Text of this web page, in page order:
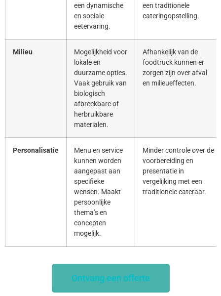
een dynamische
en sociale
eetervaring.
een traditionele
cateringopstelling.
Milieu
Mogelijkheid voor
lokale en
duurzame opties.
Vaak gebruik van
biologisch
afbreekbare of
herbruikbare
materialen.
Afhankelijk van de
foodtruck kunnen er
zorgen zijn over afval
en milieueffecten.
Personalisatie
Menu en service
kunnen worden
aangepast aan
specifieke
wensen. Maakt
persoonlijke
thema’s en
concepten
mogelijk.
Minder controle over de
voorbereiding en
presentatie in
vergelijking met een
traditionele cateraar.
Ontvang een offerte